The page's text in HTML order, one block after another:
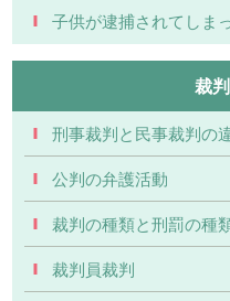
子供が逮捕されてしま
裁
刑事裁判と民事裁判の
公判の弁護活動
裁判の種類と刑罰の種
裁判員裁判